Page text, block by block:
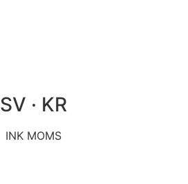
SV · KR
INK MOMS